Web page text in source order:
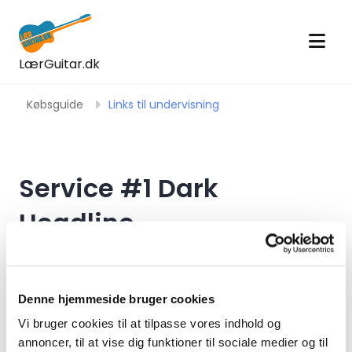
Denne hjemmeside bruger cookies
Vi bruger cookies til at tilpasse vores indhold og
annoncer, til at vise dig funktioner til sociale medier og til
LærGuitar.dk
Købsguide Links til undervisning
Service #1 Dark
Headline
Dark preamble - Lorem ipsum dolor sit
pretium accumsan ligula ut finibus. Sed ac
tempor enim. Nullam porta metus nibh, nec
varius ante dapibus vel.